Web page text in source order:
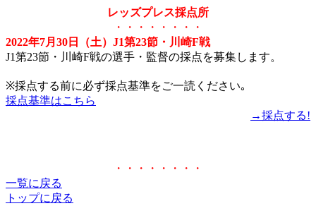
レッズプレス採点所
・・・・・・・・
2022年7月30日（土）J1第23節・川崎F戦
J1第23節・川崎F戦の選手・監督の採点を募集します。
※採点する前に必ず採点基準をご一読ください｡
採点基準はこちら
→採点する!
・・・・・・・・
一覧に戻る
トップに戻る